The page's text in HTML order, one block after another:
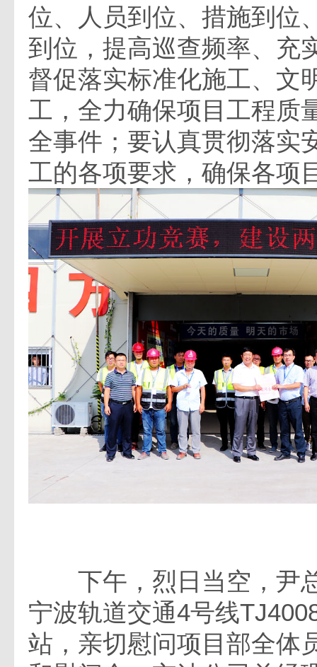
位、人员到位、措施到位
到位，提高巡查频率、充
督促落实标准化施工、文
工，全力确保项目工程质
全事件；要认真贯彻落实
工的各项要求，确保各项
下午，烈日当空，尹
宁波轨道交通4号线
站，亲切慰问项目部全体